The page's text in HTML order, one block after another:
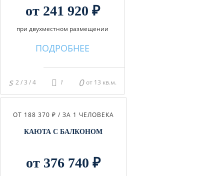
от 241 920 ₽
при двухместном размещении
ПОДРОБНЕЕ
2 / 3 / 4 от 13 кв.м.
ОТ 188 370 ₽ / ЗА 1 ЧЕЛОВЕКА
КАЮТА С БАЛКОНОМ
от 376 740 ₽